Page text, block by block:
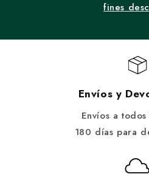
fines
Envíos y
Envíos a
180 días para